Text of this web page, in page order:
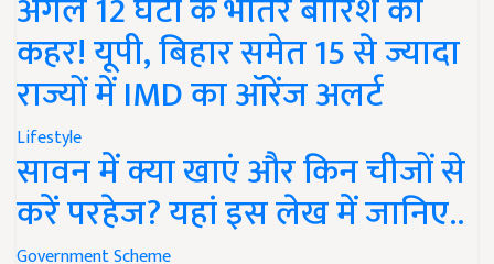
अगले 12 घंटों के भीतर बारिश का
कहर! यूपी, बिहार समेत 15 से ज्यादा
राज्यों में IMD का ऑरेंज अलर्ट
Lifestyle
सावन में क्या खाएं और किन चीजों से
करें परहेज? यहां इस लेख में जानिए..
Government Scheme